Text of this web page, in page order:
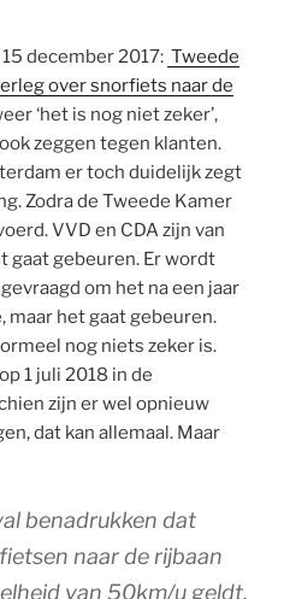
december 2017: Tweede
over snorfiets naar de
‘het is nog niet zeker’,
zeggen tegen klanten.
er toch duidelijk zegt
Zodra de Tweede Kamer
VVD en CDA zijn van
gaat gebeuren. Er wordt
om het na een jaar
maar het gaat gebeuren.
nog niets zeker is.
1 juli 2018 in de
zijn er wel opnieuw
dat kan allemaal. Maar
benadrukken dat
naar de rijbaan
van 50km/u geldt,